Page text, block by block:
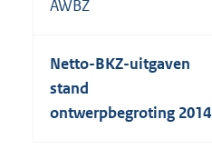
AWBZ
Netto-BKZ-uitgaven
stand
ontwerpbegroting 2014